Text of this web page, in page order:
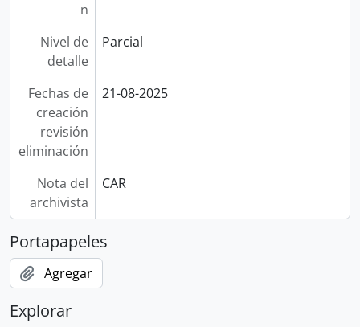
n
Nivel de
detalle
Parcial
Fechas de
creación
revisión
eliminación
21-08-2025
Nota del
archivista
CAR
Portapapeles
Agregar
Explorar